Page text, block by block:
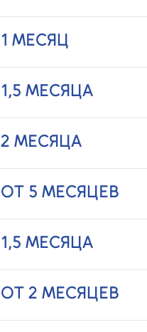
1 МЕСЯЦ
1,5 МЕСЯЦА
2 МЕСЯЦА
ОТ 5 МЕСЯЦЕВ
1,5 МЕСЯЦА
ОТ 2 МЕСЯЦЕВ